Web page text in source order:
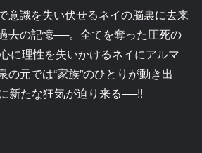
意識を失い伏せるネイの脳裏に去来
去の記憶──。全てを奪った圧死の
に理性を失いかけるネイにアルマ
元では“家族”のひとりが動き出
新たな狂気が迫り来る──!!